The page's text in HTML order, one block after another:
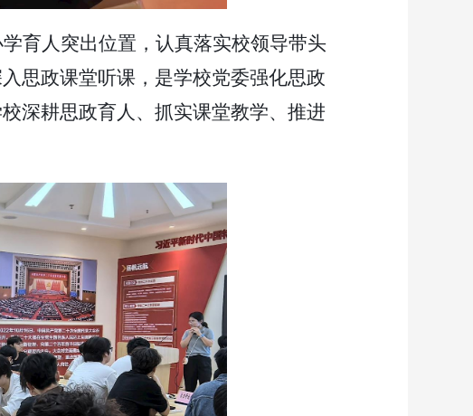
育人突出位置，认真落实校领导带头
思政课堂听课，是学校党委强化思政
深耕思政育人、抓实课堂教学、推进